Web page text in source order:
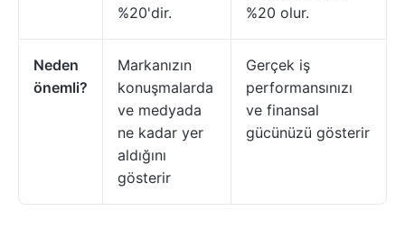
%20'dir.
%20 olur.
Neden
önemli?
Markanızın
konuşmalarda
ve medyada
ne kadar yer
aldığını
gösterir
Gerçek iş
performansınızı
ve finansal
gücünüzü gösterir